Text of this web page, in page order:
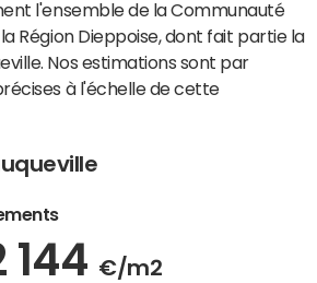
l'ensemble de la Communauté
Région Dieppoise, dont fait partie la
Nos estimations sont par
à l'échelle de cette
144 €/m2